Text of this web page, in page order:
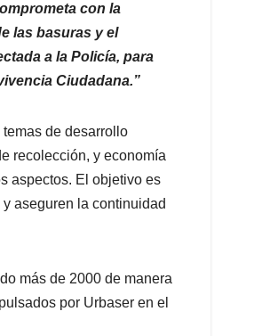
con la
las basuras y el
a la Policía, para
Ciudadana.”
de desarrollo
recolección, y economía
aspectos. El objetivo es
aseguren la continuidad
más de 2000 de manera
por Urbaser en el